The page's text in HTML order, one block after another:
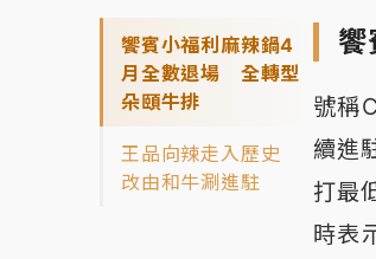
饗賓小福利麻辣鍋4
月全數退場 全轉型
朵頤牛排
王品向辣走入歷史
改由和牛涮進駐
號稱
續進
打最
時表